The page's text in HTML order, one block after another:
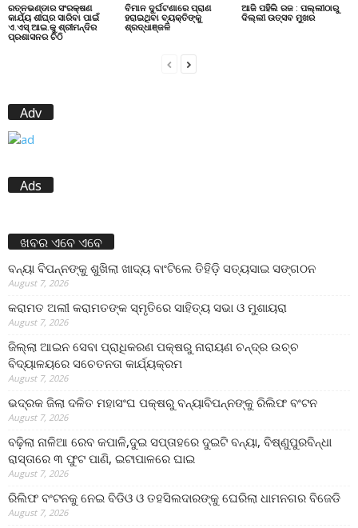
ରତ୍ନଭଣ୍ଡାର ସଂରକ୍ଷଣ
କାର୍ଯ୍ୟ ଶୀଘ୍ର ସାରିବା ପାଇଁ
ଏ.ଏସ୍.ଆଇ.କୁ ଶ୍ରୀମନ୍ଦିର
ପ୍ରଶାସନର ଚିଠି
ବିମାନ ଦୁର୍ଘଟଣାରେ ପ୍ରାଣ
ହରାଇଥିବା ବ୍ୟକ୍ତିଙ୍କୁ
ଶ୍ରଦ୍ଧାଞ୍ଜଳି
ଆଜି ପହିଲି ରଜ : ପଲ୍ଲୀଠାରୁ
ଦିଲ୍ଲୀ ଉତ୍ସବ ମୁଖର
Adv
Ads
ଖବର ଏବେ ଏବେ
ବନ୍ୟା ବିପନ୍ନଙ୍କୁ ଶୁଖିଲା ଖାଦ୍ୟ ବାଂଟିଲେ ତିହିଡି଼ ସତ୍ୟସାଇ ସଙ୍ଗଠନ
August 7, 2026
କରାମତ ଅଲୀ କରାମତଙ୍କ ସ୍ମୃତିରେ ସାହିତ୍ୟ ସଭା ଓ ମୁଶାୟରା
August 7, 2026
ଜିଲ୍ଲା ଆଇନ ସେବା ପ୍ରାଧିକରଣ ପକ୍ଷରୁ ନାରାୟଣ ଚନ୍ଦ୍ର ଉଚ୍ଚ
ବିଦ୍ୟାଳୟରେ ସଚେତନତା କାର୍ଯ୍ୟକ୍ରମ
August 7, 2026
ଭଦ୍ରକ ଜିଲା ଦଳିତ ମହାସଂଘ ପକ୍ଷରୁ ବନ୍ୟାବିପନ୍ନଙ୍କୁ ରିଲିଫ ବଂଟନ
August 7, 2026
ବଢ଼ିଲା ନାଳିଆ ରେବ କପାଳି,ଦୁଇ ସପ୍ତାହରେ ଦୁଇଟି ବନ୍ୟା, ବିଷ୍ଣୁପୁରବିନ୍ଧା
ରାସ୍ତାରେ ୩ ଫୁଟ ପାଣି, ଇଟାପାଳରେ ଘାଇ
August 7, 2026
ରିଲିଫ ବଂଟନକୁ ନେଇ ବିଡିଓ ଓ ତହସିଲଦାରଙ୍କୁ ଘେରିଲା ଧାମନଗର ବିଜେଡି
August 7, 2026